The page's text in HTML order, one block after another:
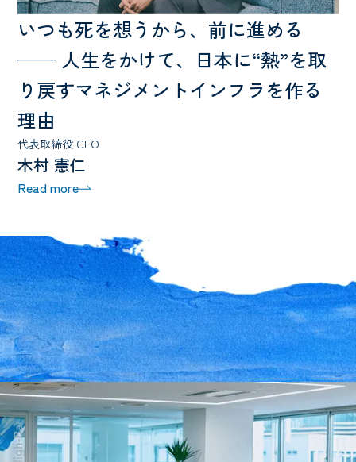
いつも死を想うから、前に進める
—— 人生をかけて、日本に“熱”を取
り戻すマネジメントインフラを作る
理由
代表取締役 CEO
木村 憲仁
Read more